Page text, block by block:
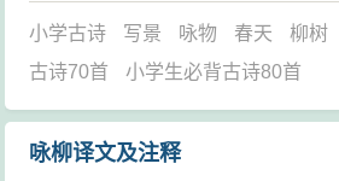
小学古诗 写景 咏物 春天 柳树
古诗70首
小学生必背古诗80首
咏柳译文及注释